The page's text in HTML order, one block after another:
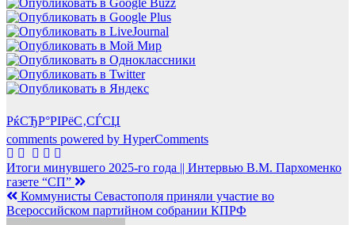
РќСЂР°РІРёС‚СЃСЏ
comments powered by HyperComments
Навигация
по
записям
Итоги минувшего 2025-го года || Интервью В.М. Пархоменко
газете “СП”
Коммунисты Севастополя приняли участие во
Всероссийском партийном собрании КПРФ